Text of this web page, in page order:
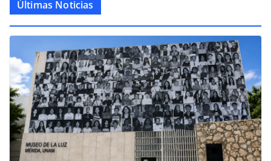
Últimas Noticias